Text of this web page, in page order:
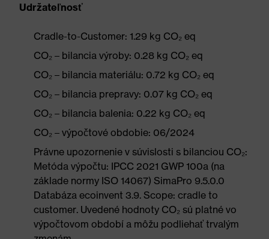
Udržateľnosť
Cradle-to-Customer: 1.29 kg CO₂ eq
CO₂ – bilancia výroby: 0.28 kg CO₂ eq
CO₂ – bilancia materiálu: 0.72 kg CO₂ eq
CO₂ – bilancia prepravy: 0.07 kg CO₂ eq
CO₂ – bilancia balenia: 0.22 kg CO₂ eq
CO₂ – výpočtové obdobie: 06/2024
Právne upozornenie v súvislosti s bilanciou CO₂:
Metóda výpočtu: IPCC 2021 GWP 100a (na
základe normy ISO 14067) SimaPro 9.5.0.0
Databáza ecoinvent 3.9. Scope: cradle to
customer. Uvedené hodnoty CO₂ sú platné vo
výpočtovom období a môžu podliehať trvalým